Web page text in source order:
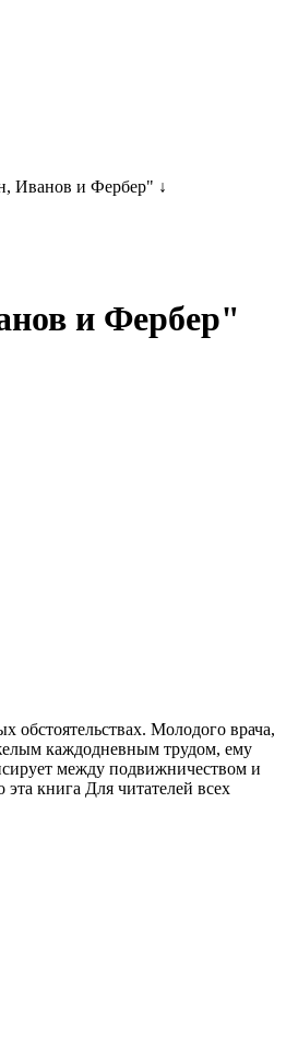
Иванов и Фербер" ↓
и Фербер"
Молодого врача,
каждодневным трудом, ему
между подвижничеством и
книга Для читателей всех